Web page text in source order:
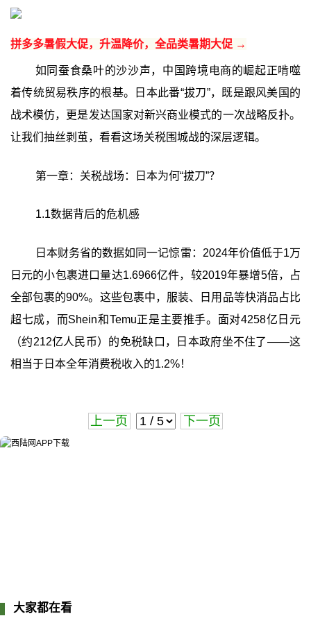
拼多多暑假大促，升温降价，全品类暑期大促 →
如同蚕食桑叶的沙沙声，中国跨境电商的崛起正啃噬
着传统贸易秩序的根基。日本此番“拔刀”，既是跟风美国的
战术模仿，更是发达国家对新兴商业模式的一次战略反扑。
让我们抽丝剥茧，看看这场关税围城战的深层逻辑。
第一章：关税战场：日本为何“拔刀”？
1.1数据背后的危机感
日本财务省的数据如同一记惊雷：2024年价值低于1万
日元的小包裹进口量达1.6966亿件，较2019年暴增5倍，占
全部包裹的90%。这些包裹中，服装、日用品等快消品占比
超七成，而Shein和Temu正是主要推手。面对4258亿日元
（约212亿人民币）的免税缺口，日本政府坐不住了——这
相当于日本全年消费税收入的1.2%！
上一页 下一页
大家都在看